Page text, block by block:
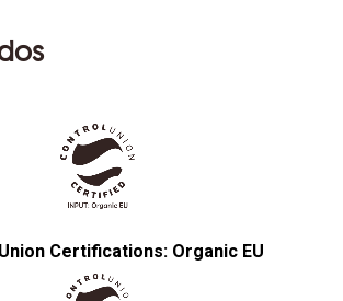
Certifications: Organic EU